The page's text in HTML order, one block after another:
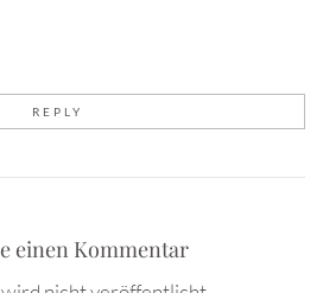
REPLY
einen Kommentar